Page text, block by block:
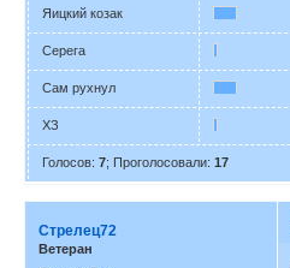
Яицкий козак
Серега
Сам рухнул
ХЗ
Голосов:7; Проголосовали:17
Стрелец72
Ветеран